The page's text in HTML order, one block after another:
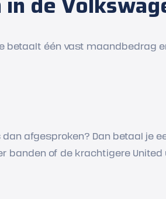
betaalt één vast maandbedrag
afgesproken? Dan betaal je
banden of de krachtigere United